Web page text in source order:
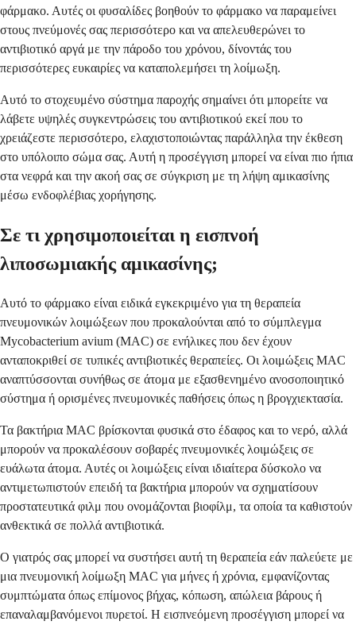
φάρμακο. Αυτές οι φυσαλίδες βοηθούν το φάρμακο να παραμείνει
στους πνεύμονές σας περισσότερο και να απελευθερώνει το
αντιβιοτικό αργά με την πάροδο του χρόνου, δίνοντάς του
περισσότερες ευκαιρίες να καταπολεμήσει τη λοίμωξη.
Αυτό το στοχευμένο σύστημα παροχής σημαίνει ότι μπορείτε να
λάβετε υψηλές συγκεντρώσεις του αντιβιοτικού εκεί που το
χρειάζεστε περισσότερο, ελαχιστοποιώντας παράλληλα την έκθεση
στο υπόλοιπο σώμα σας. Αυτή η προσέγγιση μπορεί να είναι πιο ήπια
στα νεφρά και την ακοή σας σε σύγκριση με τη λήψη αμικασίνης
μέσω ενδοφλέβιας χορήγησης.
Σε τι χρησιμοποιείται η εισπνοή
λιποσωμιακής αμικασίνης;
Αυτό το φάρμακο είναι ειδικά εγκεκριμένο για τη θεραπεία
πνευμονικών λοιμώξεων που προκαλούνται από το σύμπλεγμα
Mycobacterium avium (MAC) σε ενήλικες που δεν έχουν
ανταποκριθεί σε τυπικές αντιβιοτικές θεραπείες. Οι λοιμώξεις MAC
αναπτύσσονται συνήθως σε άτομα με εξασθενημένο ανοσοποιητικό
σύστημα ή ορισμένες πνευμονικές παθήσεις όπως η βρογχιεκτασία.
Τα βακτήρια MAC βρίσκονται φυσικά στο έδαφος και το νερό, αλλά
μπορούν να προκαλέσουν σοβαρές πνευμονικές λοιμώξεις σε
ευάλωτα άτομα. Αυτές οι λοιμώξεις είναι ιδιαίτερα δύσκολο να
αντιμετωπιστούν επειδή τα βακτήρια μπορούν να σχηματίσουν
προστατευτικά φιλμ που ονομάζονται βιοφίλμ, τα οποία τα καθιστούν
ανθεκτικά σε πολλά αντιβιοτικά.
Ο γιατρός σας μπορεί να συστήσει αυτή τη θεραπεία εάν παλεύετε με
μια πνευμονική λοίμωξη MAC για μήνες ή χρόνια, εμφανίζοντας
συμπτώματα όπως επίμονος βήχας, κόπωση, απώλεια βάρους ή
επαναλαμβανόμενοι πυρετοί. Η εισπνεόμενη προσέγγιση μπορεί να